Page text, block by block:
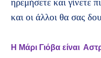
ηρεμήσετε και γίνετε
και οι άλλοι θα σας
H Μάρι Γιόβα είναι